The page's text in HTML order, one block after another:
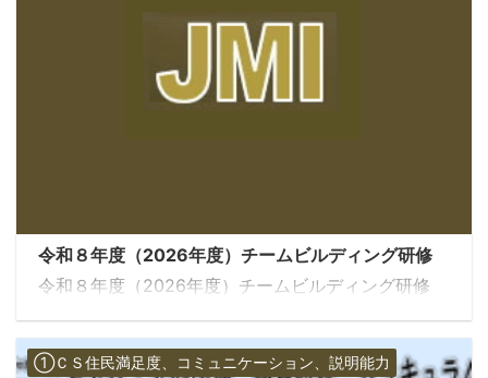
令和８年度（2026年度）チームビルディング研修
令和８年度（2026年度）チームビルディング研修
①ＣＳ住民満足度、コミュニケーション、説明能力